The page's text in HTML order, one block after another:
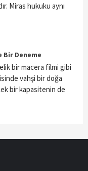
Miras hukuku aynı
Bir Deneme
bir macera filmi gibi
vahşi bir doğa
bir kapasitenin de